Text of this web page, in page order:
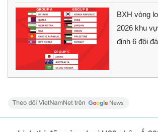
BXH vòng
2026 khu
định 6 đội